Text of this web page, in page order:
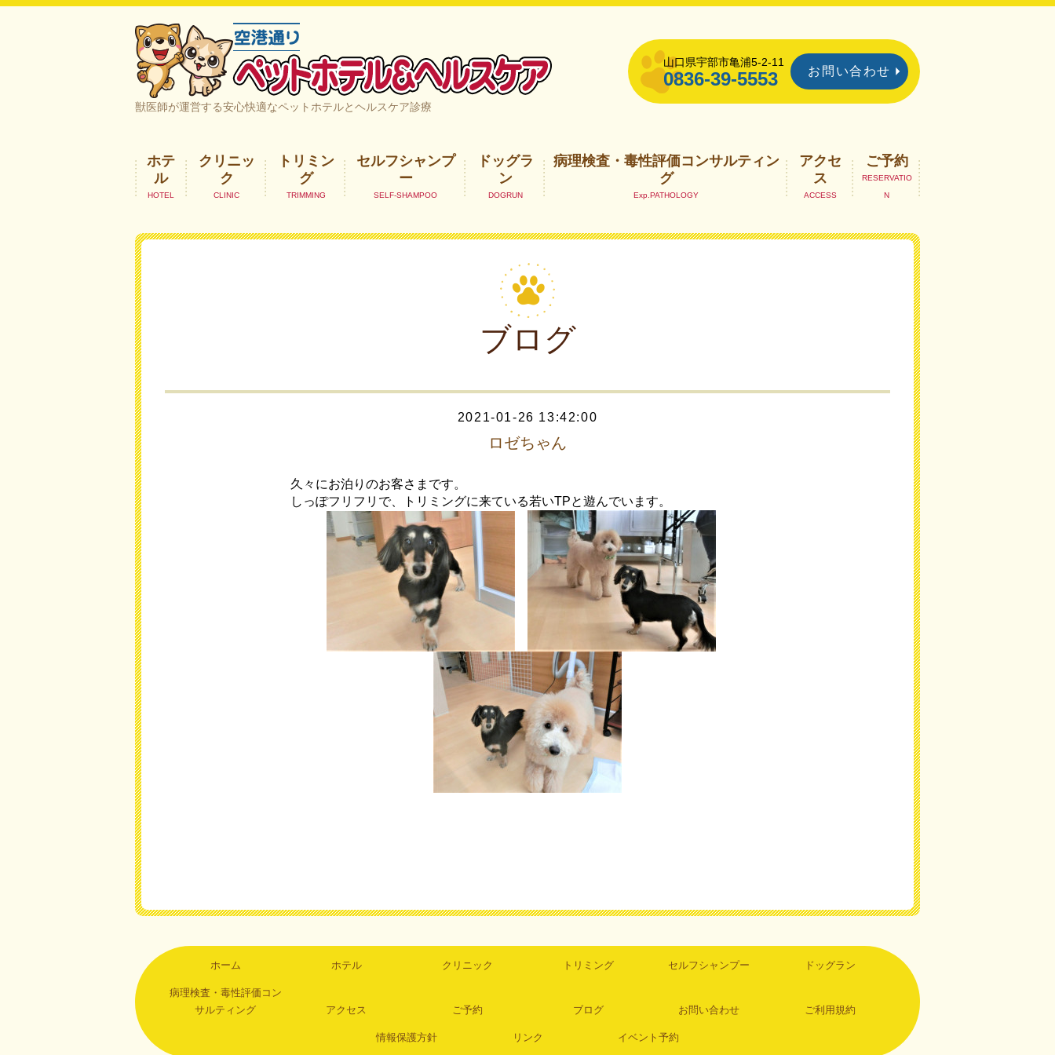
空港通りペットホテル＆ヘルスケア｜山口県宇部市
獣医師が運営する安心快適なペットホテルとヘルスケア診療
山口県宇部市亀浦5-2-11
0836-39-5553 お問い合わせ
ホテ
ル
クリニッ
ク
トリミン
グ
セルフシャンプ
ー
ドッグラ
ン
病理検査・毒性評価コンサルティン
グ
アクセ
ス
ご予約
ブログ
2021-01-26 13:42:00
ロゼちゃん
久々にお泊りのお客さまです。
しっぽフリフリで、トリミングに来ている若いTPと遊んでいます。
ホーム ホテル クリニック トリミング セルフシャンプー ドッグラン
病理検査・毒性評価コン
サルティング
アクセス ご予約 ブログ お問い合わせ ご利用規約
情報保護方針 リンク イベント予約